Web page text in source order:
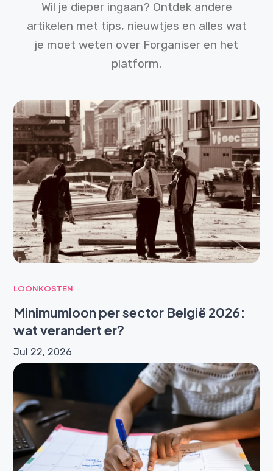
Wil je dieper ingaan? Ontdek andere
artikelen met tips, nieuwtjes en alles wat
je moet weten over Forganiser en het
platform.
LOONKOSTEN
Minimumloon per sector België 2026:
wat verandert er?
Jul 22, 2026